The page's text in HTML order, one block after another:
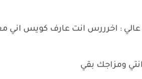
: اخرررس انت عارف كويس اني
ومزاجك بقي